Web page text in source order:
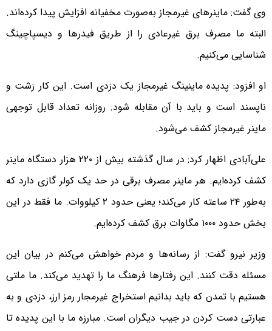
وی گفت: ماینرهای غیرمجاز به‌صورت مخفیانه افزایش پیدا کرده‌اند.
البته ما مصرف برق غیرعادی را از طریق فیدرها و دیسپاچینگ
شناسایی می‌کنیم.
او افزود: پدیده ماینینگ غیرمجاز یک دزدی است. این کار زشت و
ناپسند است و باید با آن مقابله شود. روزانه تعداد قابل توجهی
ماینر غیرمجاز کشف می‌شود.
علی‌آبادی اظهار کرد: در سال گذشته بیش از ۲۲۰ هزار دستگاه ماینر
کشف کرده‌ایم. هر ماینر مصرف برقی در حد یک کولر گازی دارد که
به‌طور ۲۴ ساعته کار می‌کند؛ یعنی حدود ۲ کیلووات. ما فقط در این
بخش حدود ۱۰۰۰ مگاوات برق کشف کرده‌ایم.
وزیر نیرو گفت: از رسانه‌ها و مردم خواهش می‌کنم در بیان این
مسئله دقت کنند. این رفتارها فرهنگ ما را تهدید می‌کند. ما ملتی
هستیم با تمدن که باید بدانیم استخراج غیرمجار رمز ارز، دزدی و به
عبارتی دست کردن در جیب دیگران است. مبارزه ما با این پدیده تا